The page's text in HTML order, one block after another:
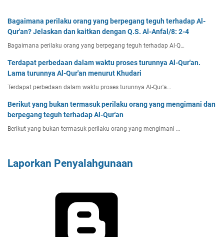
Bagaimana perilaku orang yang berpegang teguh terhadap Al-
Qur'an? Jelaskan dan kaitkan dengan Q.S. Al-Anfal/8: 2-4
Bagaimana perilaku orang yang berpegang teguh terhadap Al-Q…
Terdapat perbedaan dalam waktu proses turunnya Al-Qur'an.
Lama turunnya Al-Qur'an menurut Khudari
Terdapat perbedaan dalam waktu proses turunnya Al-Qur'a…
Berikut yang bukan termasuk perilaku orang yang mengimani dan
berpegang teguh terhadap Al-Qur'an
Berikut yang bukan termasuk perilaku orang yang mengimani …
Laporkan Penyalahgunaan